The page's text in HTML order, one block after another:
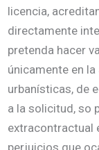
licencia,
directamente
pretenda hacer
únicamente en
urbanísticas, de
a la solicitud, so
extracontractual